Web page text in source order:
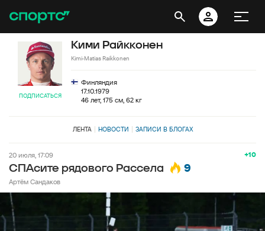
ПОДПИСАТЬСЯ
Кими Райкконен
Kimi-Matias Raikkonen
Финляндия
17.10.1979
46 лет, 175 см, 62 кг
ЛЕНТА НОВОСТИ ЗАПИСИ В БЛОГАХ
+10
20 июля, 17:09
СПАсите рядового Рассела 9
Артём Сандаков